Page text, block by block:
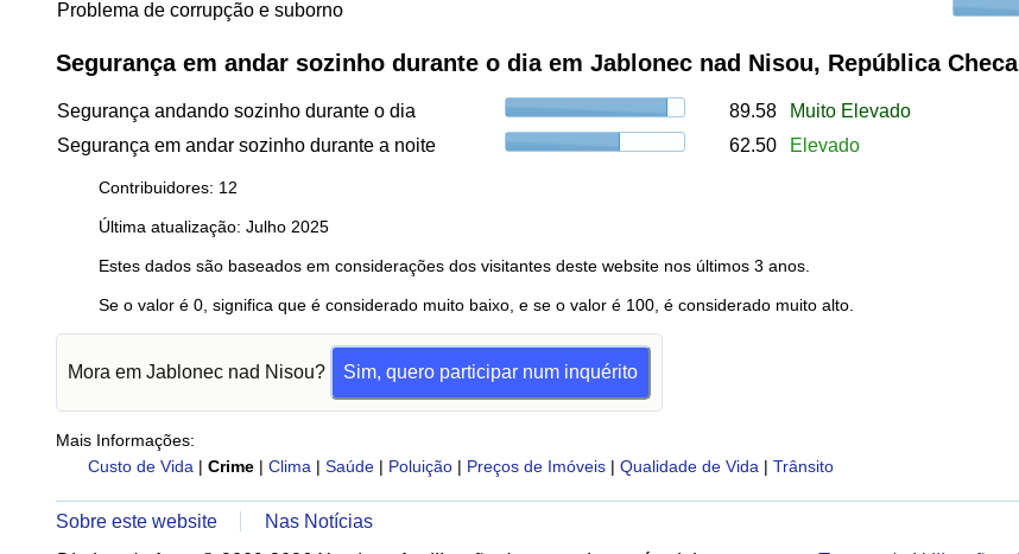
Problema de corrupção e suborno
Segurança em andar sozinho durante o dia em Jablonec nad Nisou, República Checa
Segurança andando sozinho durante o dia 89.58
Muito Elevado
Segurança em andar sozinho durante a noite
62.50 Elevado
Contribuidores: 12
Última atualização: Julho 2025
Estes dados são baseados em considerações dos visitantes deste website nos últimos 3 anos.
Se o valor é 0, significa que é considerado muito baixo, e se o valor é 100, é considerado muito alto.
Mora em Jablonec nad Nisou? Sim, quero participar num inquérito
Mais Informações:
Custo de Vida | Crime | Clima | Saúde | Poluição | Preços de Imóveis | Qualidade de Vida | Trânsito
Sobre este website
Nas Notícias